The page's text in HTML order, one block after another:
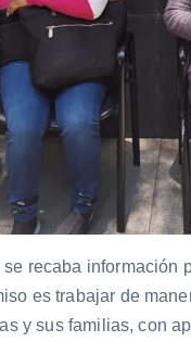
recaba información
es trabajar de
y sus familias, con